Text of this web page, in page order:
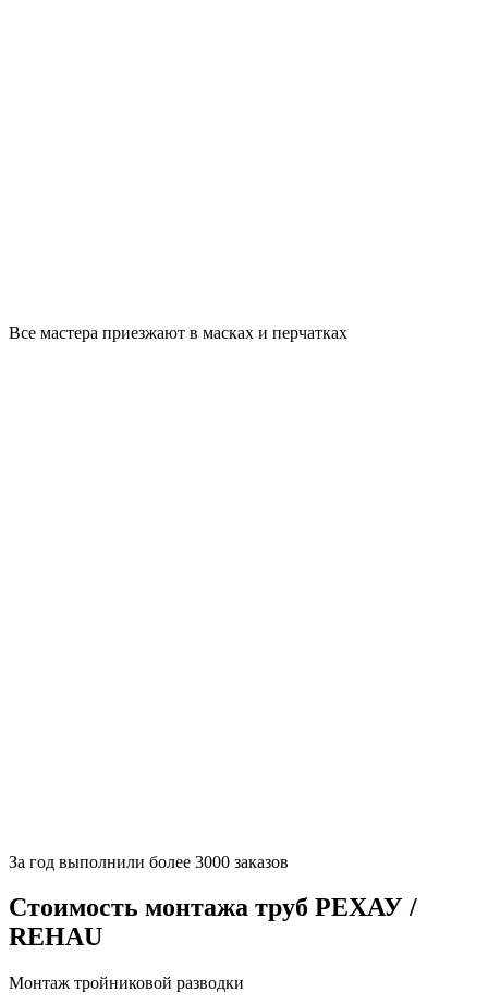
Все мастера приезжают в масках и перчатках
За год выполнили более 3000 заказов
Стоимость монтажа труб РЕХАУ /
REHAU
Монтаж тройниковой разводки